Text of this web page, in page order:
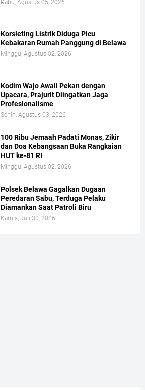
Rabu, Agustus 05, 2026
Korsleting Listrik Diduga Picu
Kebakaran Rumah Panggung di Belawa
Minggu, Agustus 02, 2026
Kodim Wajo Awali Pekan dengan
Upacara, Prajurit Diingatkan Jaga
Profesionalisme
Senin, Agustus 03, 2026
100 Ribu Jemaah Padati Monas, Zikir
dan Doa Kebangsaan Buka Rangkaian
HUT ke-81 RI
Minggu, Agustus 02, 2026
Polsek Belawa Gagalkan Dugaan
Peredaran Sabu, Terduga Pelaku
Diamankan Saat Patroli Biru
Kamis, Juli 30, 2026